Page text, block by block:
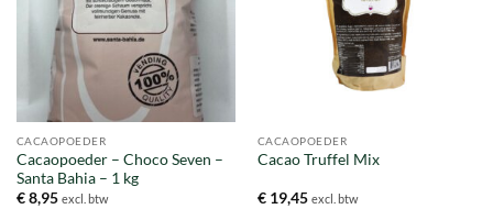
CACAOPOEDER
Cacaopoeder – Choco Seven –
Santa Bahia – 1 kg
€8,95 excl. btw
CACAOPOEDER
Cacao Truffel Mix
€19,45 excl. btw